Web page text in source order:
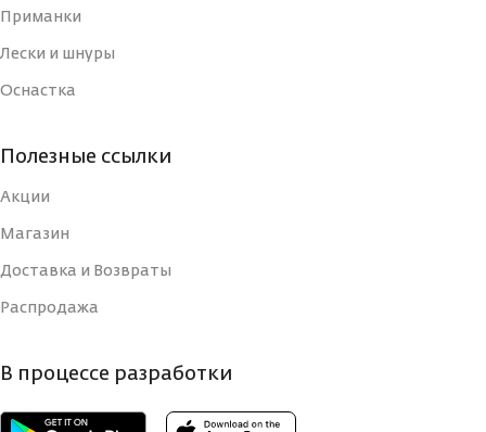
Приманки
Лески и шнуры
Оснастка
Полезные ссылки
Акции
Магазин
Доставка и Возвраты
Распродажа
В процессе разработки